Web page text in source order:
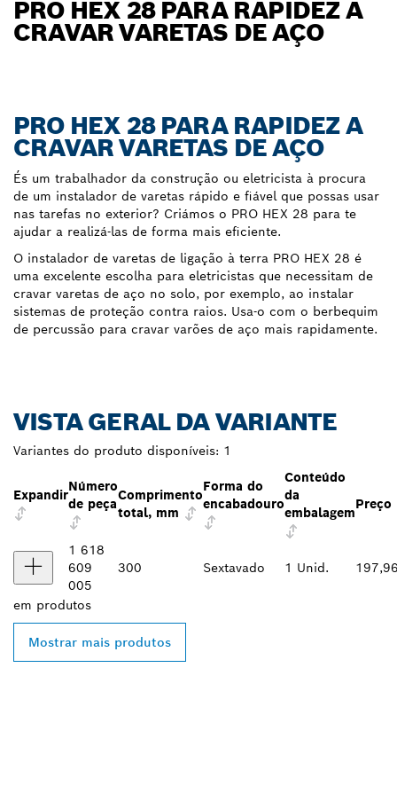
PRO HEX 28 PARA RAPIDEZ A
CRAVAR VARETAS DE AÇO
PRO HEX 28 PARA RAPIDEZ A
CRAVAR VARETAS DE AÇO
És um trabalhador da construção ou eletricista à procura
de um instalador de varetas rápido e fiável que possas usar
nas tarefas no exterior? Criámos o PRO HEX 28 para te
ajudar a realizá-las de forma mais eficiente.
O instalador de varetas de ligação à terra PRO HEX 28 é
uma excelente escolha para eletricistas que necessitam de
cravar varetas de aço no solo, por exemplo, ao instalar
sistemas de proteção contra raios. Usa-o com o berbequim
de percussão para cravar varões de aço mais rapidamente.
VISTA GERAL DA VARIANTE
Variantes do produto disponíveis: 1
Expandir
Número
de peça
Comprimento
total, mm
Forma do
encabadouro
Conteúdo
da
embalagem
Preço
1 618
609
005
300 Sextavado 1 Unid.
em produtos
Mostrar mais produtos